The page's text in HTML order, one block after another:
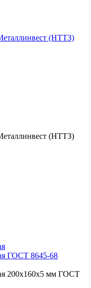
ГОСТ 8645-68
200x160x5 мм ГОСТ